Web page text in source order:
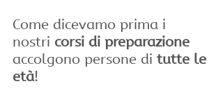
Come dicevamo prima i
nostri corsi di preparazione
accolgono persone di tutte le
età!